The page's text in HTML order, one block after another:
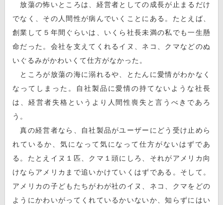
放蕩の怖いところは、経営者としての成長が止まるだけ
でなく、その人間性が病んでいくことにある。たとえば、
創業して５年間ぐらいは、いくら社長未満の私でも一生懸
命だった。会社を支えてくれるイヌ、ネコ、クマなどのぬ
いぐるみがかわいくて仕方がなかった。
ところが放蕩の海に溺れるや、とたんに愛情がわかなく
なってしまった。自社製品に愛情の持てないような社長
は、経営者失格というより人間性喪失と言うべきであろ
う。
真の経営者なら、自社製品がユーザーにどう受け止めら
れているか、気になって気になって仕方がないはずであ
る。たとえイヌ１匹、クマ１頭にしろ、それがアメリカ向
けならアメリカまで追いかけていくはずである。そして。
アメリカの子どもたちがわが社のイヌ、ネコ、クマをどの
ようにかわいがってくれているかいないか、知らずにはい